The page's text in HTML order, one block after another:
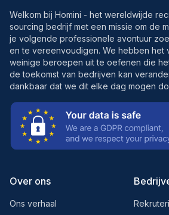
Welkom bij Homini - het wereldwijde
sourcing bedrijf met een missie om de
je volgende professionele avontuur
en te vereenvoudigen. We hebben het
weinige beroepen uit te oefenen die
de toekomst van bedrijven kan
dankbaar dat we dit elke dag mogen
Over ons
Ons verhaal